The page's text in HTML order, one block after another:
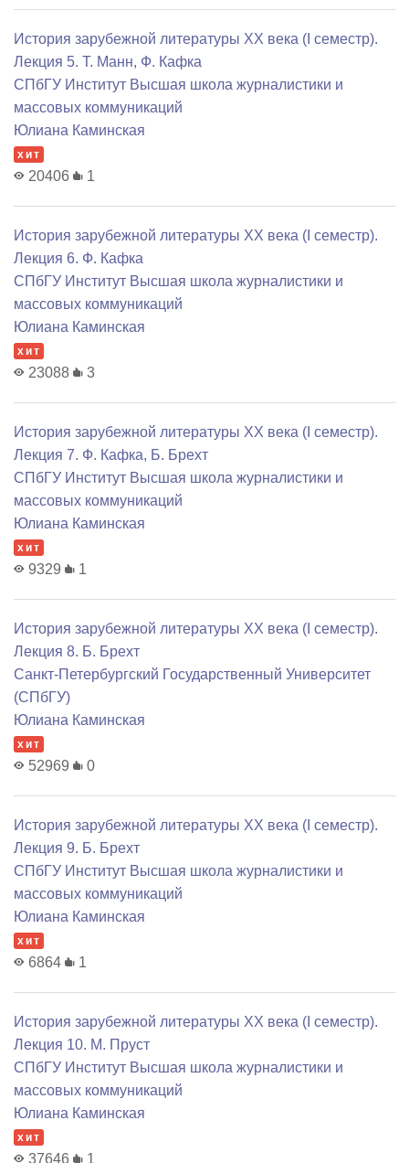
История зарубежной литературы XX века (I семестр).
Лекция 5. Т. Манн, Ф. Кафка
СПбГУ Институт Высшая школа журналистики и
массовых коммуникаций
Юлиана Каминская
хит
20406 1
История зарубежной литературы XX века (I семестр).
Лекция 6. Ф. Кафка
СПбГУ Институт Высшая школа журналистики и
массовых коммуникаций
Юлиана Каминская
хит
23088 3
История зарубежной литературы XX века (I семестр).
Лекция 7. Ф. Кафка, Б. Брехт
СПбГУ Институт Высшая школа журналистики и
массовых коммуникаций
Юлиана Каминская
хит
9329 1
История зарубежной литературы XX века (I семестр).
Лекция 8. Б. Брехт
Санкт-Петербургский Государственный Университет
(СПбГУ)
Юлиана Каминская
хит
52969 0
История зарубежной литературы XX века (I семестр).
Лекция 9. Б. Брехт
СПбГУ Институт Высшая школа журналистики и
массовых коммуникаций
Юлиана Каминская
хит
6864 1
История зарубежной литературы XX века (I семестр).
Лекция 10. М. Пруст
СПбГУ Институт Высшая школа журналистики и
массовых коммуникаций
Юлиана Каминская
хит
37646 1